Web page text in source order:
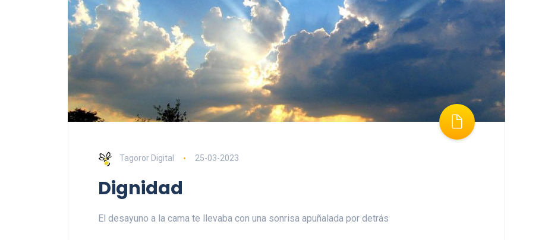
Tagoror Digital 25-03-2023
Dignidad
El desayuno a la cama te llevaba con una sonrisa apuñalada por detrás